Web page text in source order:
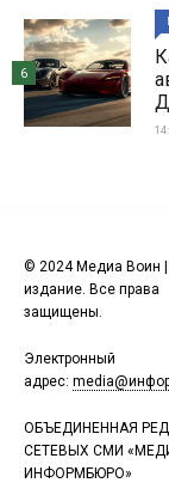
6
© 2024 Медиа Воин |
издание. Все права
защищены.
Электронный
адрес:
ОБЪЕДИНЕННАЯ
СЕТЕВЫХ СМИ
ИНФОРМБЮРО»